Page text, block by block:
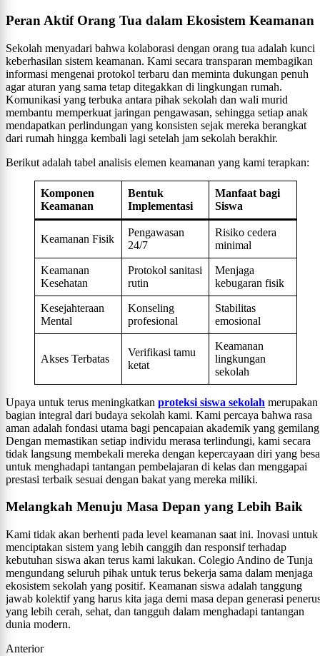
Peran Aktif Orang Tua dalam Ekosistem Keamanan
Sekolah menyadari bahwa kolaborasi dengan orang tua adalah kunci
keberhasilan sistem keamanan. Kami secara transparan membagikan
informasi mengenai protokol terbaru dan meminta dukungan penuh
agar aturan yang sama tetap ditegakkan di lingkungan rumah.
Komunikasi yang terbuka antara pihak sekolah dan wali murid
membantu memperkuat jaringan pengawasan, sehingga setiap anak
mendapatkan perlindungan yang konsisten sejak mereka berangkat
dari rumah hingga kembali lagi setelah jam sekolah berakhir.
Berikut adalah tabel analisis elemen keamanan yang kami terapkan:
Komponen
Keamanan
Bentuk
Implementasi
Manfaat bagi
Siswa
Keamanan Fisik
Pengawasan
24/7
Risiko cedera
minimal
Keamanan
Kesehatan
Protokol sanitasi
rutin
Menjaga
kebugaran fisik
Kesejahteraan
Mental
Konseling
profesional
Stabilitas
emosional
Akses Terbatas
Verifikasi tamu
ketat
Keamanan
lingkungan
sekolah
Upaya untuk terus meningkatkan proteksi siswa sekolah merupakan
bagian integral dari budaya sekolah kami. Kami percaya bahwa rasa
aman adalah fondasi utama bagi pencapaian akademik yang
Dengan memastikan setiap individu merasa terlindungi, kami secara
tidak langsung membekali mereka dengan kepercayaan diri yang
untuk menghadapi tantangan pembelajaran di kelas dan menggapai
prestasi terbaik sesuai dengan bakat yang mereka miliki.
Melangkah Menuju Masa Depan yang Lebih Baik
Kami tidak akan berhenti pada level keamanan saat ini. Inovasi untuk
menciptakan sistem yang lebih canggih dan responsif terhadap
kebutuhan siswa akan terus kami lakukan. Colegio Andino de Tunja
mengundang seluruh pihak untuk terus bekerja sama dalam menjaga
ekosistem sekolah yang positif. Keamanan siswa adalah tanggung
jawab kolektif yang harus kita jaga demi masa depan generasi
yang lebih cerah, sehat, dan tangguh dalam menghadapi tantangan
dunia modern.
Anterior